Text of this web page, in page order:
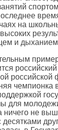
на
и
российской
для
ничего не
десятками